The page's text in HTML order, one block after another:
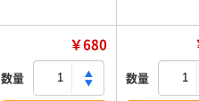
￥680
数量 数量